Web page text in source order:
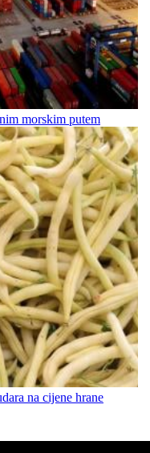
morskim putem
na cijene hrane